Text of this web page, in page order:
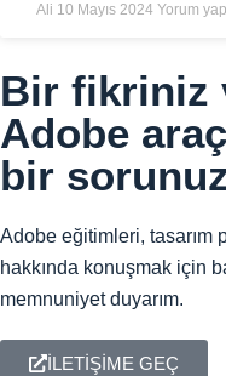
Ali 10 Mayıs 2024 Yorum
Bir fikriniz
Adobe
bir
Adobe eğitimleri, tasarım
hakkında konuşmak için
memnuniyet duyarım.
İLETİŞİME GEÇ